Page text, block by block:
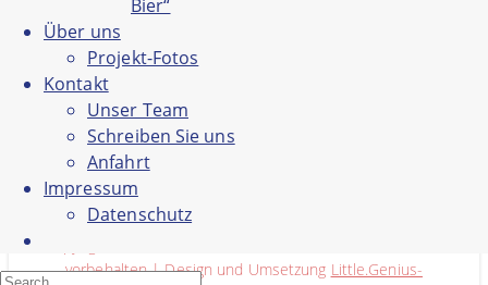
Bier“
Über uns
Projekt-Fotos
Kontakt
Unser Team
Schreiben Sie uns
Anfahrt
Impressum
Datenschutz
Logo Jomi
vorbehalten | Design und Umsetzung Little.Genius-